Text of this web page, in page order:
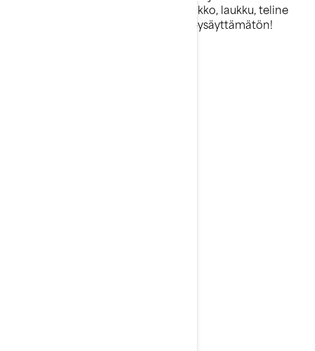
Löydä tarpeisiisi sopiva säilytyslaatikko, laukku, teline
tai kylmälaukku ja tee vesijetistäsi pysäyttämätön!